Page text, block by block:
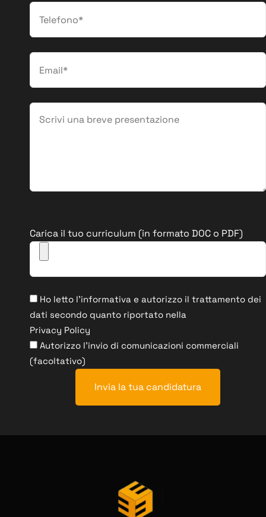
Carica il tuo curriculum (in formato DOC o PDF)
Ho letto l'informativa e autorizzo il trattamento dei
dati secondo quanto riportato nella
Privacy Policy
Autorizzo l'invio di comunicazioni commerciali
(facoltativo)